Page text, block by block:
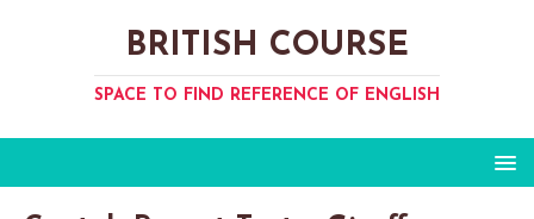
BRITISH COURSE
SPACE TO FIND REFERENCE OF ENGLISH